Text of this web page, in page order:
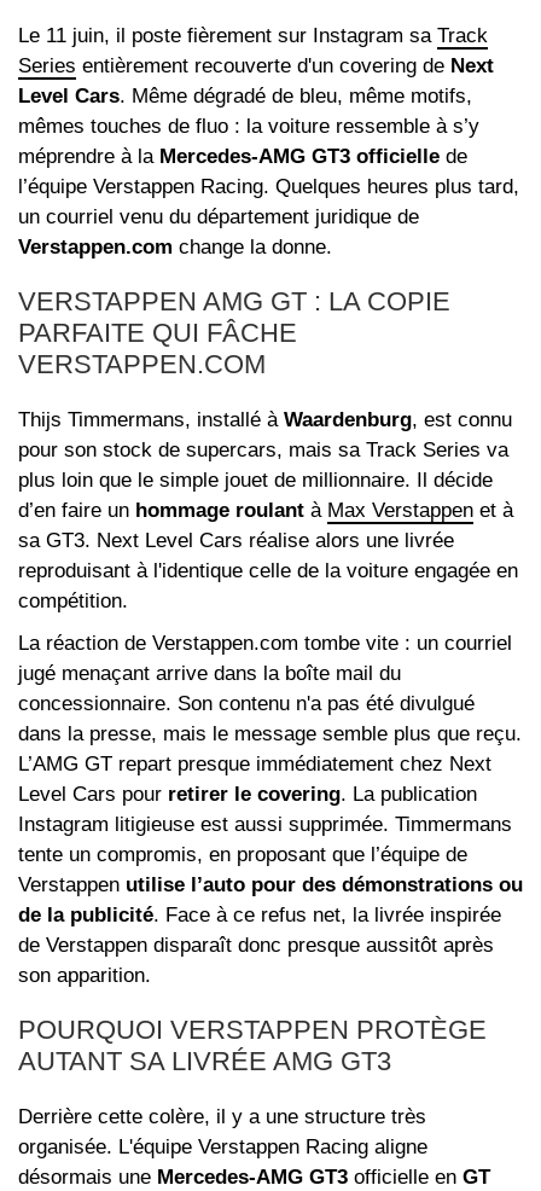
Le 11 juin, il poste fièrement sur Instagram sa Track
Series entièrement recouverte d'un covering de Next
Level Cars. Même dégradé de bleu, même motifs,
mêmes touches de fluo : la voiture ressemble à s’y
méprendre à la Mercedes‑AMG GT3 officielle de
l’équipe Verstappen Racing. Quelques heures plus tard,
un courriel venu du département juridique de
Verstappen.com change la donne.
VERSTAPPEN AMG GT : LA COPIE
PARFAITE QUI FÂCHE
VERSTAPPEN.COM
Thijs Timmermans, installé à Waardenburg, est connu
pour son stock de supercars, mais sa Track Series va
plus loin que le simple jouet de millionnaire. Il décide
d’en faire un hommage roulant à Max Verstappen et à
sa GT3. Next Level Cars réalise alors une livrée
reproduisant à l'identique celle de la voiture engagée en
compétition.
La réaction de Verstappen.com tombe vite : un courriel
jugé menaçant arrive dans la boîte mail du
concessionnaire. Son contenu n'a pas été divulgué
dans la presse, mais le message semble plus que reçu.
L’AMG GT repart presque immédiatement chez Next
Level Cars pour retirer le covering. La publication
Instagram litigieuse est aussi supprimée. Timmermans
tente un compromis, en proposant que l’équipe de
Verstappen utilise l’auto pour des démonstrations ou
de la publicité. Face à ce refus net, la livrée inspirée
de Verstappen disparaît donc presque aussitôt après
son apparition.
POURQUOI VERSTAPPEN PROTÈGE
AUTANT SA LIVRÉE AMG GT3
Derrière cette colère, il y a une structure très
organisée. L'équipe Verstappen Racing aligne
désormais une Mercedes‑AMG GT3 officielle en GT